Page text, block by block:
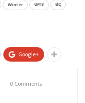
Winter कपाट
बंद
Google+
0 Comments